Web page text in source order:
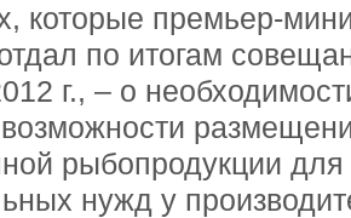
которые премьер-
по итогам
г., – о
рыбопродукции
нужд у